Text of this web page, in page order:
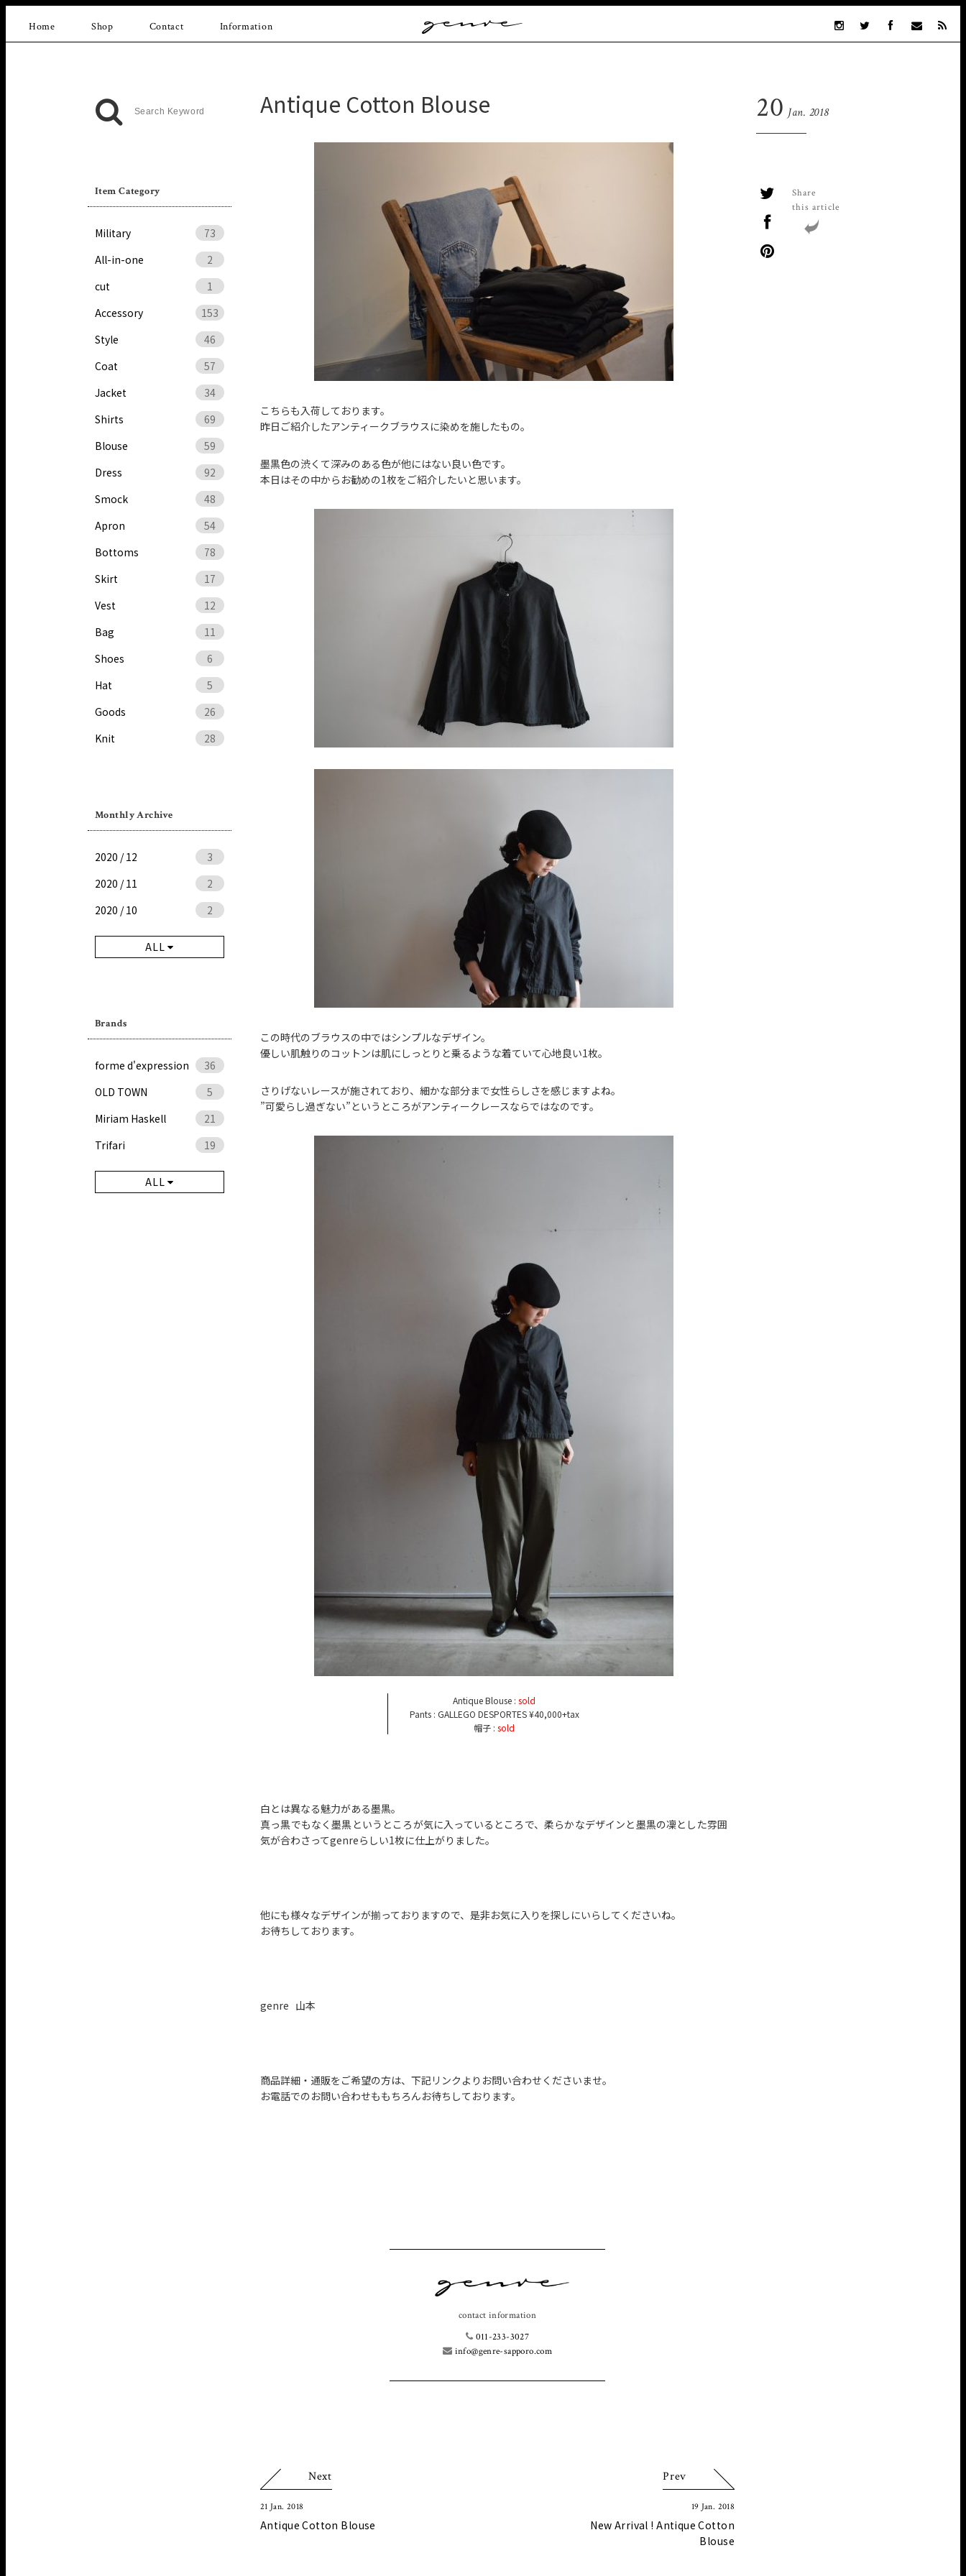
Vintage
Home Shop Contact Information
Item Category
Military
73
All-in-one
2
cut
1
Accessory
153
Style
46
Coat
57
Jacket
34
Shirts
69
Blouse
59
Dress
92
Smock
48
Apron
54
Bottoms
78
Skirt
17
Vest
12
Bag
11
Shoes
6
Hat
5
Goods
26
Knit
28
Monthly Archive
2020 / 12
3
2020 / 11
2
2020 / 10
2
ALL
Brands
forme d'expression
36
OLD TOWN
5
Miriam Haskell
21
Trifari
19
ALL
Antique Cotton Blouse 20 Jan. 2018
Share
this article
こちらも入荷しております。
昨日ご紹介したアンティークブラウスに染めを施したもの。
墨黒色の渋くて深みのある色が他にはない良い色です。
本日はその中からお勧めの1枚をご紹介したいと思います。
この時代のブラウスの中ではシンプルなデザイン。
優しい肌触りのコットンは肌にしっとりと乗るような着ていて心地良い1枚。
さりげないレースが施されており、細かな部分まで女性らしさを感じますよね。
”可愛らし過ぎない”というところがアンティークレースならではなのです。
Antique Blouse : sold
Pants : GALLEGO DESPORTES ¥40,000+tax
帽子 : sold
白とは異なる魅力がある墨黒。
真っ黒でもなく墨黒というところが気に入っているところで、柔らかなデザインと墨黒の凜とした雰囲
気が合わさってgenreらしい1枚に仕上がりました。
他にも様々なデザインが揃っておりますので、是非お気に入りを探しにいらしてくださいね。
お待ちしております。
genre 山本
商品詳細・通販をご希望の方は、下記リンクよりお問い合わせくださいませ。
お電話でのお問い合わせももちろんお待ちしております。
contact information
011-233-3027
info@genre-sapporo.com
Next
21 Jan. 2018
Antique Cotton Blouse
Prev
19 Jan. 2018
New Arrival ! Antique Cotton
Blouse